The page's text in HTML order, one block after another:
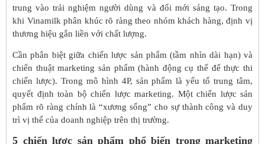
trung vào trải nghiệm người dùng và đổi mới sáng tạo. Trong
khi Vinamilk phân khúc rõ ràng theo nhóm khách hàng, định vị
thương hiệu gắn liền với chất lượng.
Cần phân biệt giữa chiến lược sản phẩm (tầm nhìn dài hạn) và
chiến thuật marketing sản phẩm (hành động cụ thể để thực thi
chiến lược). Trong mô hình 4P, sản phẩm là yếu tố trung tâm,
quyết định toàn bộ chiến lược marketing. Một chiến lược sản
phẩm rõ ràng chính là “xương sống” cho sự thành công và duy
trì vị thế của doanh nghiệp trên thị trường.
5 chiến lược sản phẩm phổ biến trong marketing